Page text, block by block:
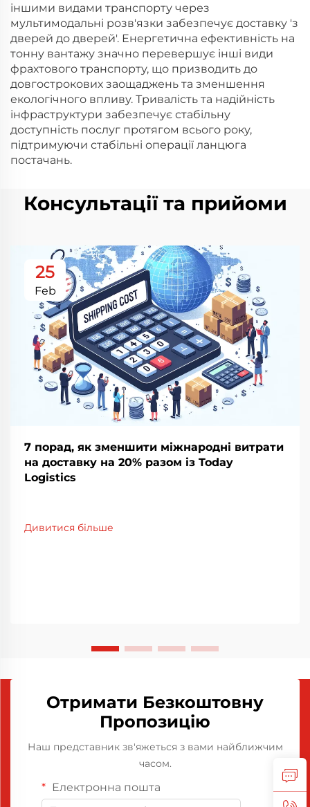
іншими видами транспорту через
мультимодальні розв'язки забезпечує доставку 'з
дверей до дверей'. Енергетична ефективність на
тонну вантажу значно перевершує інші види
фрахтового транспорту, що призводить до
довгострокових заощаджень та зменшення
екологічного впливу. Тривалість та надійність
інфраструктури забезпечує стабільну
доступність послуг протягом всього року,
підтримуючи стабільні операції ланцюга
постачань.
Консультації та прийоми
25
Feb
7 порад, як зменшити міжнародні витрати
на доставку на 20% разом із Today
Logistics
Дивитися більше
Отримати Безкоштовну
Пропозицію
Наш представник зв'яжеться з вами найближчим
часом.
Електронна пошта